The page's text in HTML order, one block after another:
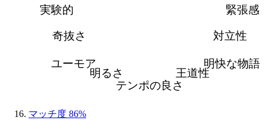
緊張感
対立性
明快な物語
王道性
テンポの良さ
明るさ
ユーモア
奇抜さ
実験的
マッチ度 86%